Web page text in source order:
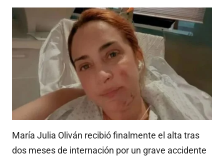
María Julia Oliván recibió finalmente el alta tras
dos meses de internación por un grave accidente